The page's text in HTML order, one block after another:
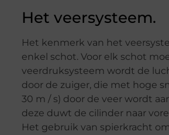
Het veersysteem.
Het kenmerk van het
enkel schot. Voor elk schot
veerdruksysteem wordt de
door de zuiger, die met hoge
30 m / s) door de veer wordt
deze duwt de cilinder naar
Het gebruik van spierkracht